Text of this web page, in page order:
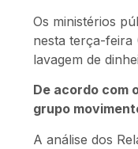
Os ministérios
nesta terça-feira
lavagem de
De acordo com
grupo
A análise dos